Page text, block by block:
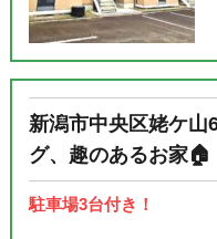
新潟市中央区姥ケ
グ、趣のあるお家🏠
駐車場3台付き！